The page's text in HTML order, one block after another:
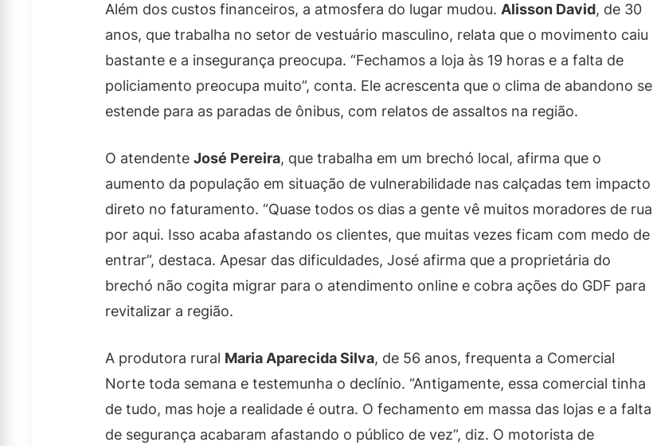
Além dos custos financeiros, a atmosfera do lugar mudou. Alisson David, de 30
anos, que trabalha no setor de vestuário masculino, relata que o movimento caiu
bastante e a insegurança preocupa. “Fechamos a loja às 19 horas e a falta de
policiamento preocupa muito”, conta. Ele acrescenta que o clima de abandono se
estende para as paradas de ônibus, com relatos de assaltos na região.
O atendente José Pereira, que trabalha em um brechó local, afirma que o
aumento da população em situação de vulnerabilidade nas calçadas tem impacto
direto no faturamento. “Quase todos os dias a gente vê muitos moradores de rua
por aqui. Isso acaba afastando os clientes, que muitas vezes ficam com medo de
entrar”, destaca. Apesar das dificuldades, José afirma que a proprietária do
brechó não cogita migrar para o atendimento online e cobra ações do GDF para
revitalizar a região.
A produtora rural Maria Aparecida Silva, de 56 anos, frequenta a Comercial
Norte toda semana e testemunha o declínio. “Antigamente, essa comercial tinha
de tudo, mas hoje a realidade é outra. O fechamento em massa das lojas e a falta
de segurança acabaram afastando o público de vez”, diz. O motorista de